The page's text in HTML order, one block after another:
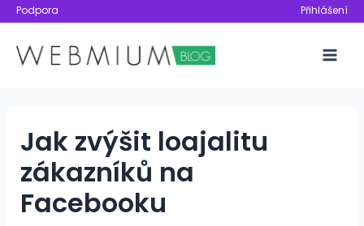
Přeskočit
obsah
Podpora Přihlášení
Jak zvýšit loajalitu
zákazníků na
Facebooku